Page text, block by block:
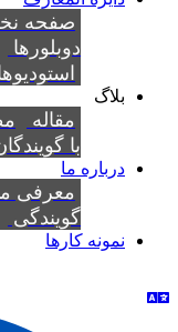
صفحه نخست
دوبلورها
استودیوهای
بلاگ
مقاله
با گویندگان
درباره ما
معرفی ما
گویندگی
نمونه کارها